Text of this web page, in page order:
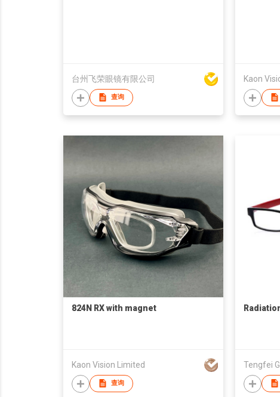
台州飞荣眼镜有限公司
查询
Kaon
824N RX with magnet
Kaon Vision Limited
查询